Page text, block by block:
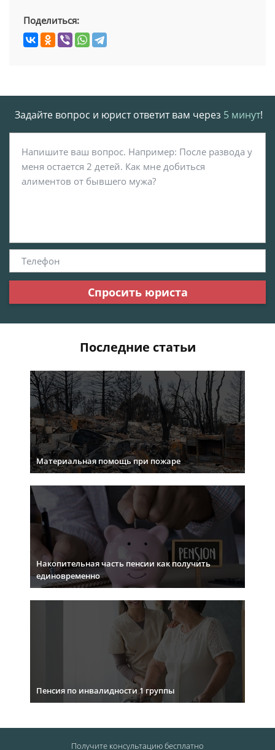
Поделиться:
Задайте вопрос и юрист ответит вам через 5 минут!
Спросить юриста
Последние статьи
Материальная помощь при пожаре
Накопительная часть пенсии как получить
единовременно
Пенсия по инвалидности 1 группы
Получите консультациюбесплатно